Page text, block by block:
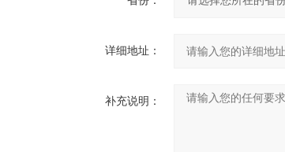
详细地址：
补充说明：